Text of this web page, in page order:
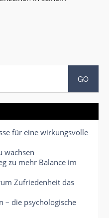
für eine wirkungsvolle
wachsen
zu mehr Balance im
Zufriedenheit das
– die psychologische